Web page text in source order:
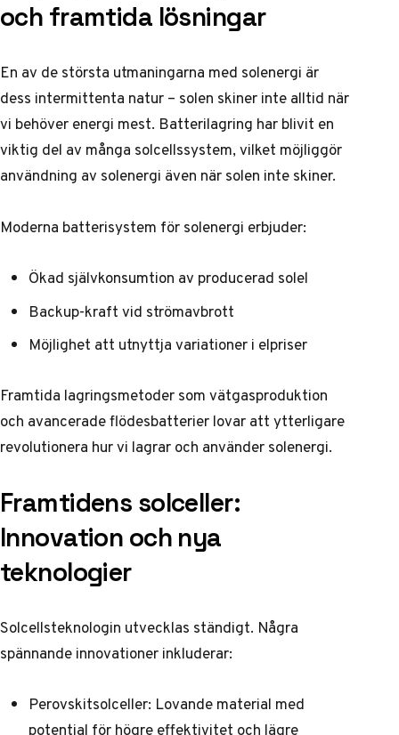
och framtida lösningar
En av de största utmaningarna med solenergi är
dess intermittenta natur – solen skiner inte alltid när
vi behöver energi mest. Batterilagring har blivit en
viktig del av många solcellssystem, vilket möjliggör
användning av solenergi även när solen inte skiner.
Moderna batterisystem för solenergi erbjuder:
Ökad självkonsumtion av producerad solel
Backup-kraft vid strömavbrott
Möjlighet att utnyttja variationer i elpriser
Framtida lagringsmetoder som vätgasproduktion
och avancerade flödesbatterier lovar att ytterligare
revolutionera hur vi lagrar och använder solenergi.
Framtidens solceller:
Innovation och nya
teknologier
Solcellsteknologin utvecklas ständigt. Några
spännande innovationer inkluderar:
Perovskitsolceller: Lovande material med
potential för högre effektivitet och lägre